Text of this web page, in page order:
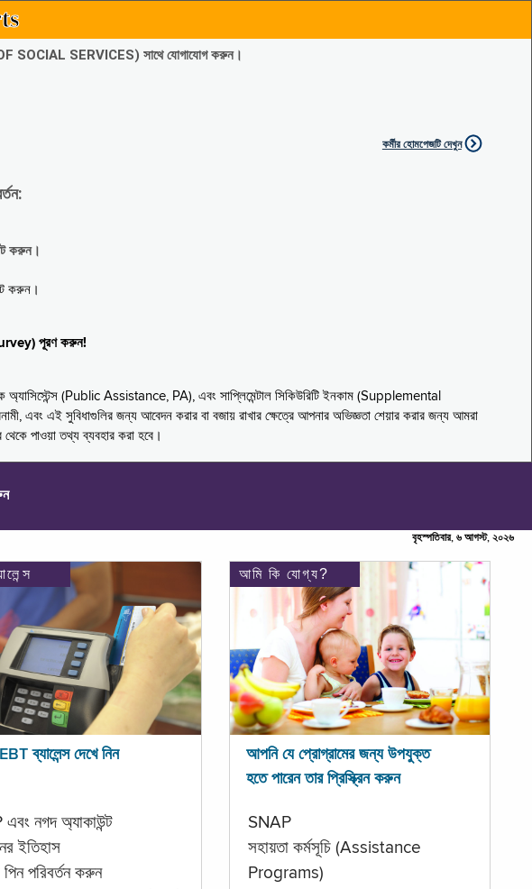
OF SOCIAL SERVICES) সাথে যোগাযোগ করুন।
কর্মীর হোমপেজটি দেখুন
করুন।
করুন।
Survey) পূরণ করুন!
(Public Assistance, PA), এবং সাপ্লিমেন্টাল সিকিউরিটি ইনকাম (Supplemental
এবং এই সুবিধাগুলির জন্য আবেদন করার বা বজায় রাখার ক্ষেত্রে আপনার অভিজ্ঞতা শেয়ার করার জন্য আমরা
পাওয়া তথ্য ব্যবহার করা হবে।
বৃহস্পতিবার, ৬ আগস্ট, ২০২৬
ব্যালেন্স দেখে নিন
নগদ অ্যাকাউন্ট
ইতিহাস
পরিবর্তন করুন
আমি কি যোগ্য?
আপনি যে প্রোগ্রামের জন্য উপযুক্ত
হতে পারেন তার প্রিস্ক্রিন করুন
SNAP
সহায়তা কর্মসূচি (Assistance
Programs)